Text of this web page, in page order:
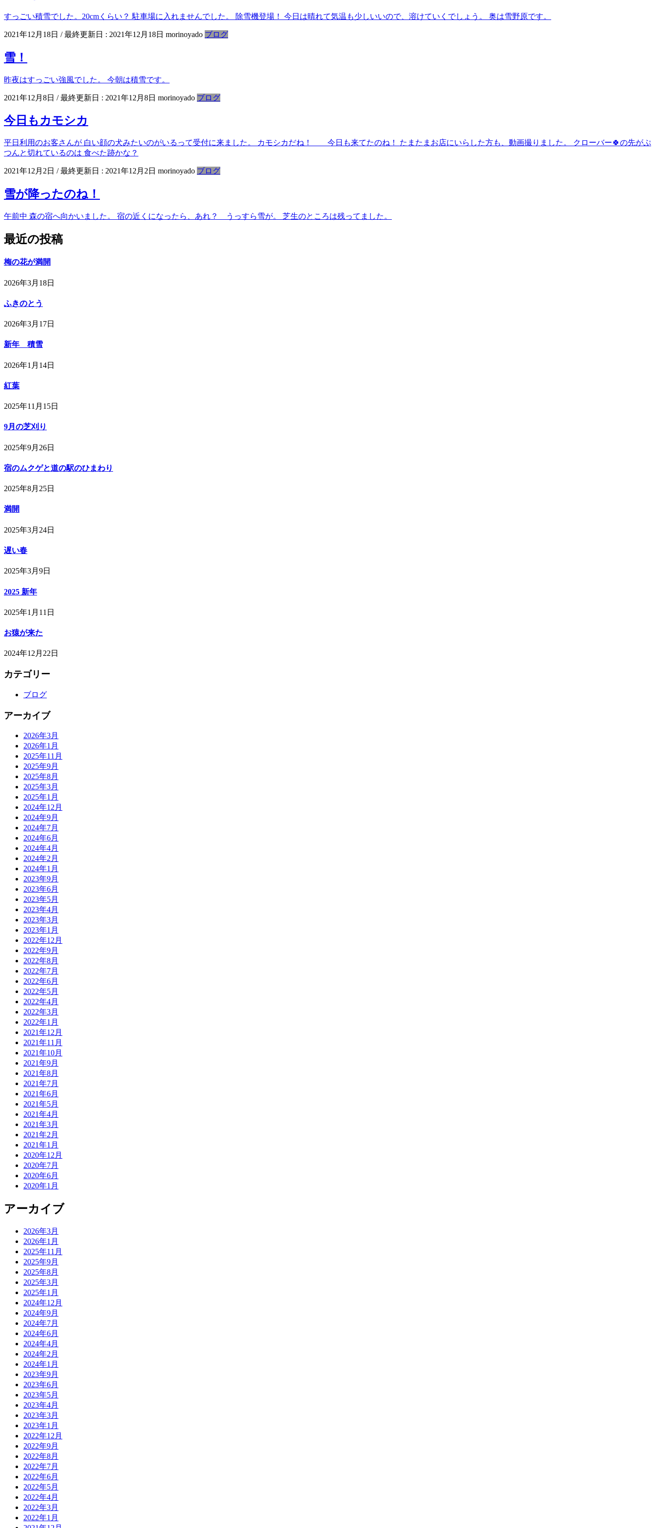
すっごい積雪でした。20cmくらい？ 駐車場に入れませんでした。 除雪機登場！ 今日は晴れて気温も少しいいので、溶けていくでしょう。 奥は雪野原です。
2021年12月18日 / 最終更新日 : 2021年12月18日 morinoyado ブログ
雪！
昨夜はすっごい強風でした。 今朝は積雪です。
2021年12月8日 / 最終更新日 : 2021年12月8日 morinoyado ブログ
今日もカモシカ
平日利用のお客さんが 白い顔の犬みたいのがいるって受付に来ました。 カモシカだね！ 今日も来てたのね！ たまたまお店にいらした方も、動画撮りました。 クローバー🍀の先がぷ
つんと切れているのは 食べた跡かな？
2021年12月2日 / 最終更新日 : 2021年12月2日 morinoyado ブログ
雪が降ったのね！
午前中 森の宿へ向かいました。 宿の近くになったら、あれ？ うっすら雪が。 芝生のところは残ってました。
最近の投稿
梅の花が満開
2026年3月18日
ふきのとう
2026年3月17日
新年 積雪
2026年1月14日
紅葉
2025年11月15日
9月の芝刈り
2025年9月26日
宿のムクゲと道の駅のひまわり
2025年8月25日
満開
2025年3月24日
遅い春
2025年3月9日
2025 新年
2025年1月11日
お猿が来た
2024年12月22日
カテゴリー
ブログ
アーカイブ
2026年3月
2026年1月
2025年11月
2025年9月
2025年8月
2025年3月
2025年1月
2024年12月
2024年9月
2024年7月
2024年6月
2024年4月
2024年2月
2024年1月
2023年9月
2023年6月
2023年5月
2023年4月
2023年3月
2023年1月
2022年12月
2022年9月
2022年8月
2022年7月
2022年6月
2022年5月
2022年4月
2022年3月
2022年1月
2021年12月
2021年11月
2021年10月
2021年9月
2021年8月
2021年7月
2021年6月
2021年5月
2021年4月
2021年3月
2021年2月
2021年1月
2020年12月
2020年7月
2020年6月
2020年1月
アーカイブ
2026年3月
2026年1月
2025年11月
2025年9月
2025年8月
2025年3月
2025年1月
2024年12月
2024年9月
2024年7月
2024年6月
2024年4月
2024年2月
2024年1月
2023年9月
2023年6月
2023年5月
2023年4月
2023年3月
2023年1月
2022年12月
2022年9月
2022年8月
2022年7月
2022年6月
2022年5月
2022年4月
2022年3月
2022年1月